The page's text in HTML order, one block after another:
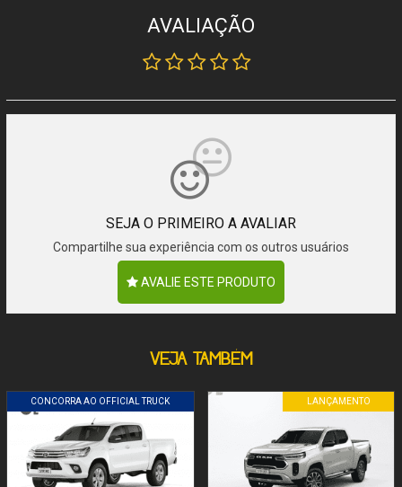
AVALIAÇÃO
SEJA O PRIMEIRO A AVALIAR
Compartilhe sua experiência com os outros usuários
AVALIE ESTE PRODUTO
VEJA TAMBÉM
CONCORRA AO OFFICIAL TRUCK LANÇAMENTO